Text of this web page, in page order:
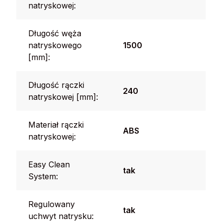
natryskowej:
Długość węża
natryskowego
[mm]:
1500
Długość rączki
natryskowej [mm]:
240
Materiał rączki
natryskowej:
ABS
Easy Clean
System:
tak
Regulowany
uchwyt natrysku:
tak